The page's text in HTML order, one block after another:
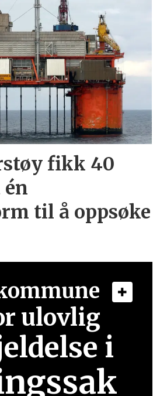
fikk 40
én
til å oppsøke
ulovlig
i